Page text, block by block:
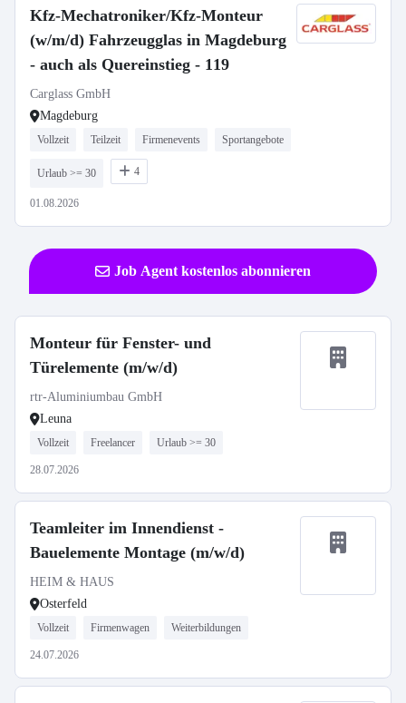
Kfz-Mechatroniker/Kfz-Monteur
(w/m/d) Fahrzeugglas in Magdeburg
- auch als Quereinstieg - 119
Carglass GmbH
Magdeburg
Vollzeit Teilzeit Firmenevents Sportangebote
Urlaub >= 30 4
01.08.2026
Job Agent kostenlos abonnieren
Monteur für Fenster- und
Türelemente (m/w/d)
rtr-Aluminiumbau GmbH
Leuna
Vollzeit Freelancer Urlaub >= 30
28.07.2026
Teamleiter im Innendienst -
Bauelemente Montage (m/w/d)
HEIM & HAUS
Osterfeld
Vollzeit Firmenwagen Weiterbildungen
24.07.2026